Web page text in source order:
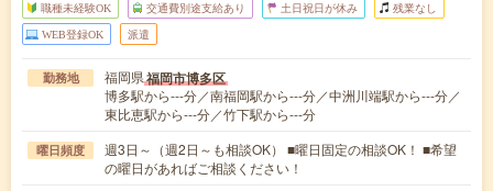
職種未経験OK 交通費別途支給あり 土日祝日が休み 残業なし
WEB登録OK 派遣
勤務地 福岡県福岡市博多区
博多駅から---分／南福岡駅から---分／中洲川端駅から---分／
東比恵駅から---分／竹下駅から---分
曜日頻度
週3日～（週2日～も相談OK） ■曜日固定の相談OK！ ■希望
の曜日があればご相談ください！